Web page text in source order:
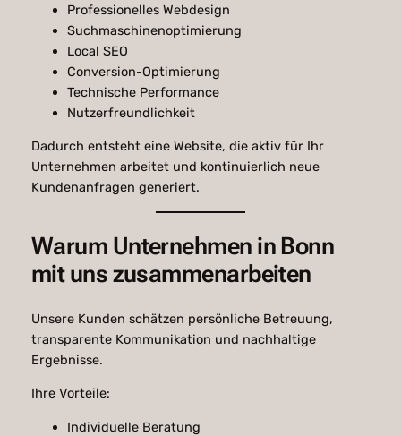
Professionelles Webdesign
Suchmaschinenoptimierung
Local SEO
Conversion-Optimierung
Technische Performance
Nutzerfreundlichkeit
Dadurch entsteht eine Website, die aktiv für Ihr
Unternehmen arbeitet und kontinuierlich neue
Kundenanfragen generiert.
Warum Unternehmen in Bonn
mit uns zusammenarbeiten
Unsere Kunden schätzen persönliche Betreuung,
transparente Kommunikation und nachhaltige
Ergebnisse.
Ihre Vorteile:
Individuelle Beratung